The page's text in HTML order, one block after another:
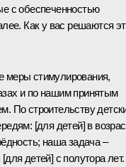
с обеспеченностью
Как у вас решаются
меры стимулирования,
и по нашим принятым
По строительству
[для детей] в
наша задача –
детей] с полутора лет.